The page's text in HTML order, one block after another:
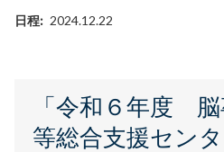
く
ず
日程 2024.12.22
「令和６年度
等総合支援セン